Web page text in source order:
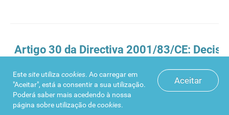
Artigo 30 da Directiva 2001/83/CE:
"Artigo 30 "Caso tenham sido apresentados dois ou mais
introdução no mercado para um dado medicamento (....) e
tenham adoptado decisões divergentes relativamente à
ou revogação, um Estado-Membro, a Comissão, ou o
Aceitar
Estesite utiliza cookies. Ao carregar em
"Aceitar", está a consentir a sua utilização.
Poderá saber mais acedendo à nossa
página sobre utilização decookies.